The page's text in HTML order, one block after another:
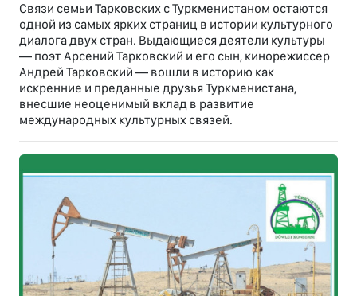
Связи семьи Тарковских с Туркменистаном остаются
одной из самых ярких страниц в истории культурного
диалога двух стран. Выдающиеся деятели культуры
— поэт Арсений Тарковский и его сын, кинорежиссер
Андрей Тарковский — вошли в историю как
искренние и преданные друзья Туркменистана,
внесшие неоценимый вклад в развитие
международных культурных связей.